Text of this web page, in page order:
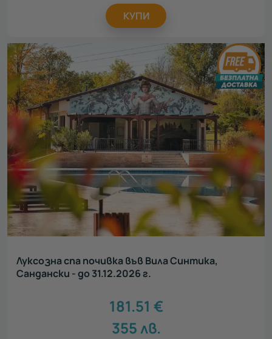
КУПИ
Луксозна спа почивка във Вила Синтика,
Сандански - до 31.12.2026 г.
181.51 €
355лв.